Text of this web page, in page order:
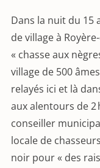
Dans la nuit du 15
de village à
« chasse aux
village de 500
relayés ici et là
aux alentours de 2
conseiller
locale de
noir pour « des